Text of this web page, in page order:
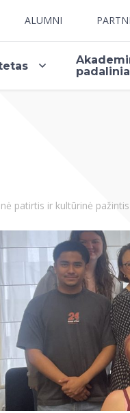
ALUMNI
patirtis ir kultūrinė